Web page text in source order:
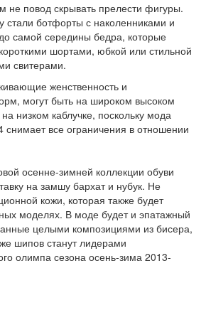
не повод скрывать прелести фигуры.
стали ботфорты с наколенниками и
самой середины бедра, которые
шортами, юбкой или стильной
свитерами.
женственность и
могут быть на широком высоком
низком каблучке, поскольку мода
снимает все ограничения в отношении
осенне-зимней коллекции обуви
на замшу бархат и нубук. Не
кожи, которая также будет
моделях. В моде будет и эпатажный
целыми композициями из бисера,
шипов станут лидерами
олимпа сезона осень-зима 2013-